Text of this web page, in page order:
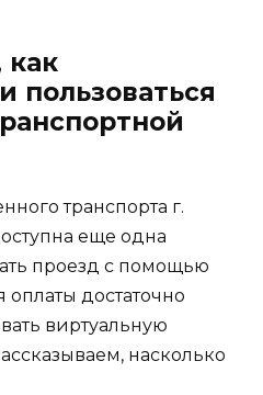
как
пользоваться
транспорта г.
еще одна
проезд с помощью
оплаты достаточно
виртуальную
насколько